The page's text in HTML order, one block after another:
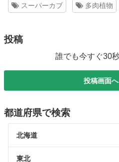
スーパーカブ 多肉植物
投稿
誰でも今すぐ30
投稿画面
都道府県で検索
北海道
東北